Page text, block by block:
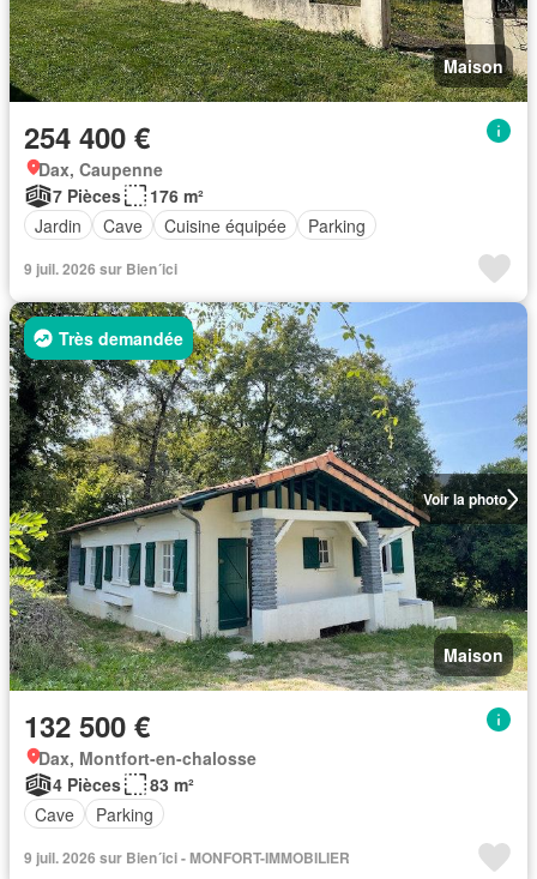
Maison
254 400 €
Dax, Caupenne
7 Pièces
176 m²
Jardin
Cave Cuisine équipée Parking
9 juil. 2026 sur Bien´ici
Voir la photo
Très demandée
Maison
132 500 €
Dax, Montfort-en-chalosse
4 Pièces
83 m²
Cave
Parking
9 juil. 2026 sur Bien´ici - MONFORT-IMMOBILIER